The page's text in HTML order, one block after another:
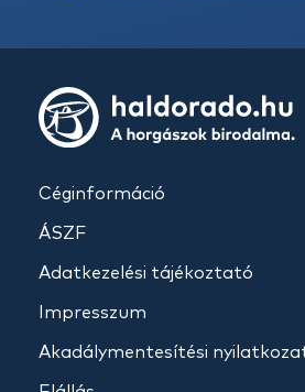
Céginformáció
ÁSZF
Adatkezelési tájékoztató
Impresszum
Akadálymentesítési